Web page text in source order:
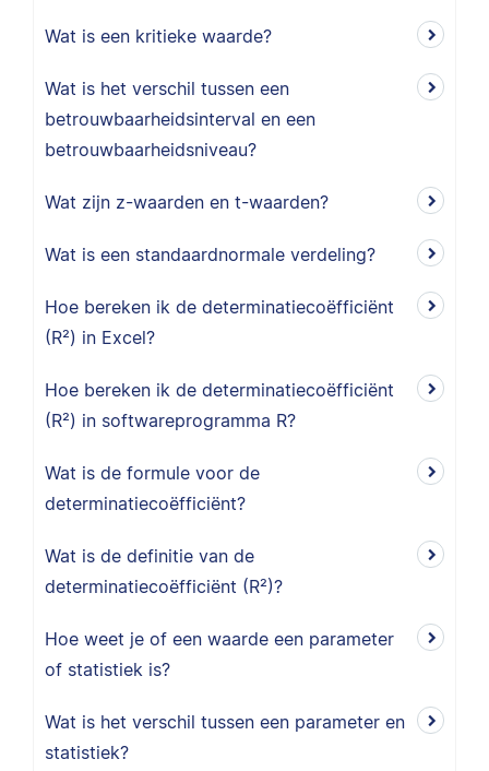
Wat is een kritieke waarde?
Wat is het verschil tussen een
betrouwbaarheidsinterval en een
betrouwbaarheidsniveau?
Wat zijn z-waarden en t-waarden?
Wat is een standaardnormale verdeling?
Hoe bereken ik de determinatiecoëfficiënt
(R²) in Excel?
Hoe bereken ik de determinatiecoëfficiënt
(R²) in softwareprogramma R?
Wat is de formule voor de
determinatiecoëfficiënt?
Wat is de definitie van de
determinatiecoëfficiënt (R²)?
Hoe weet je of een waarde een parameter
of statistiek is?
Wat is het verschil tussen een parameter en
statistiek?